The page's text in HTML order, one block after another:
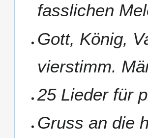
fasslichen
Gott, König,
vierstimm.
25 Lieder für
Gruss an die